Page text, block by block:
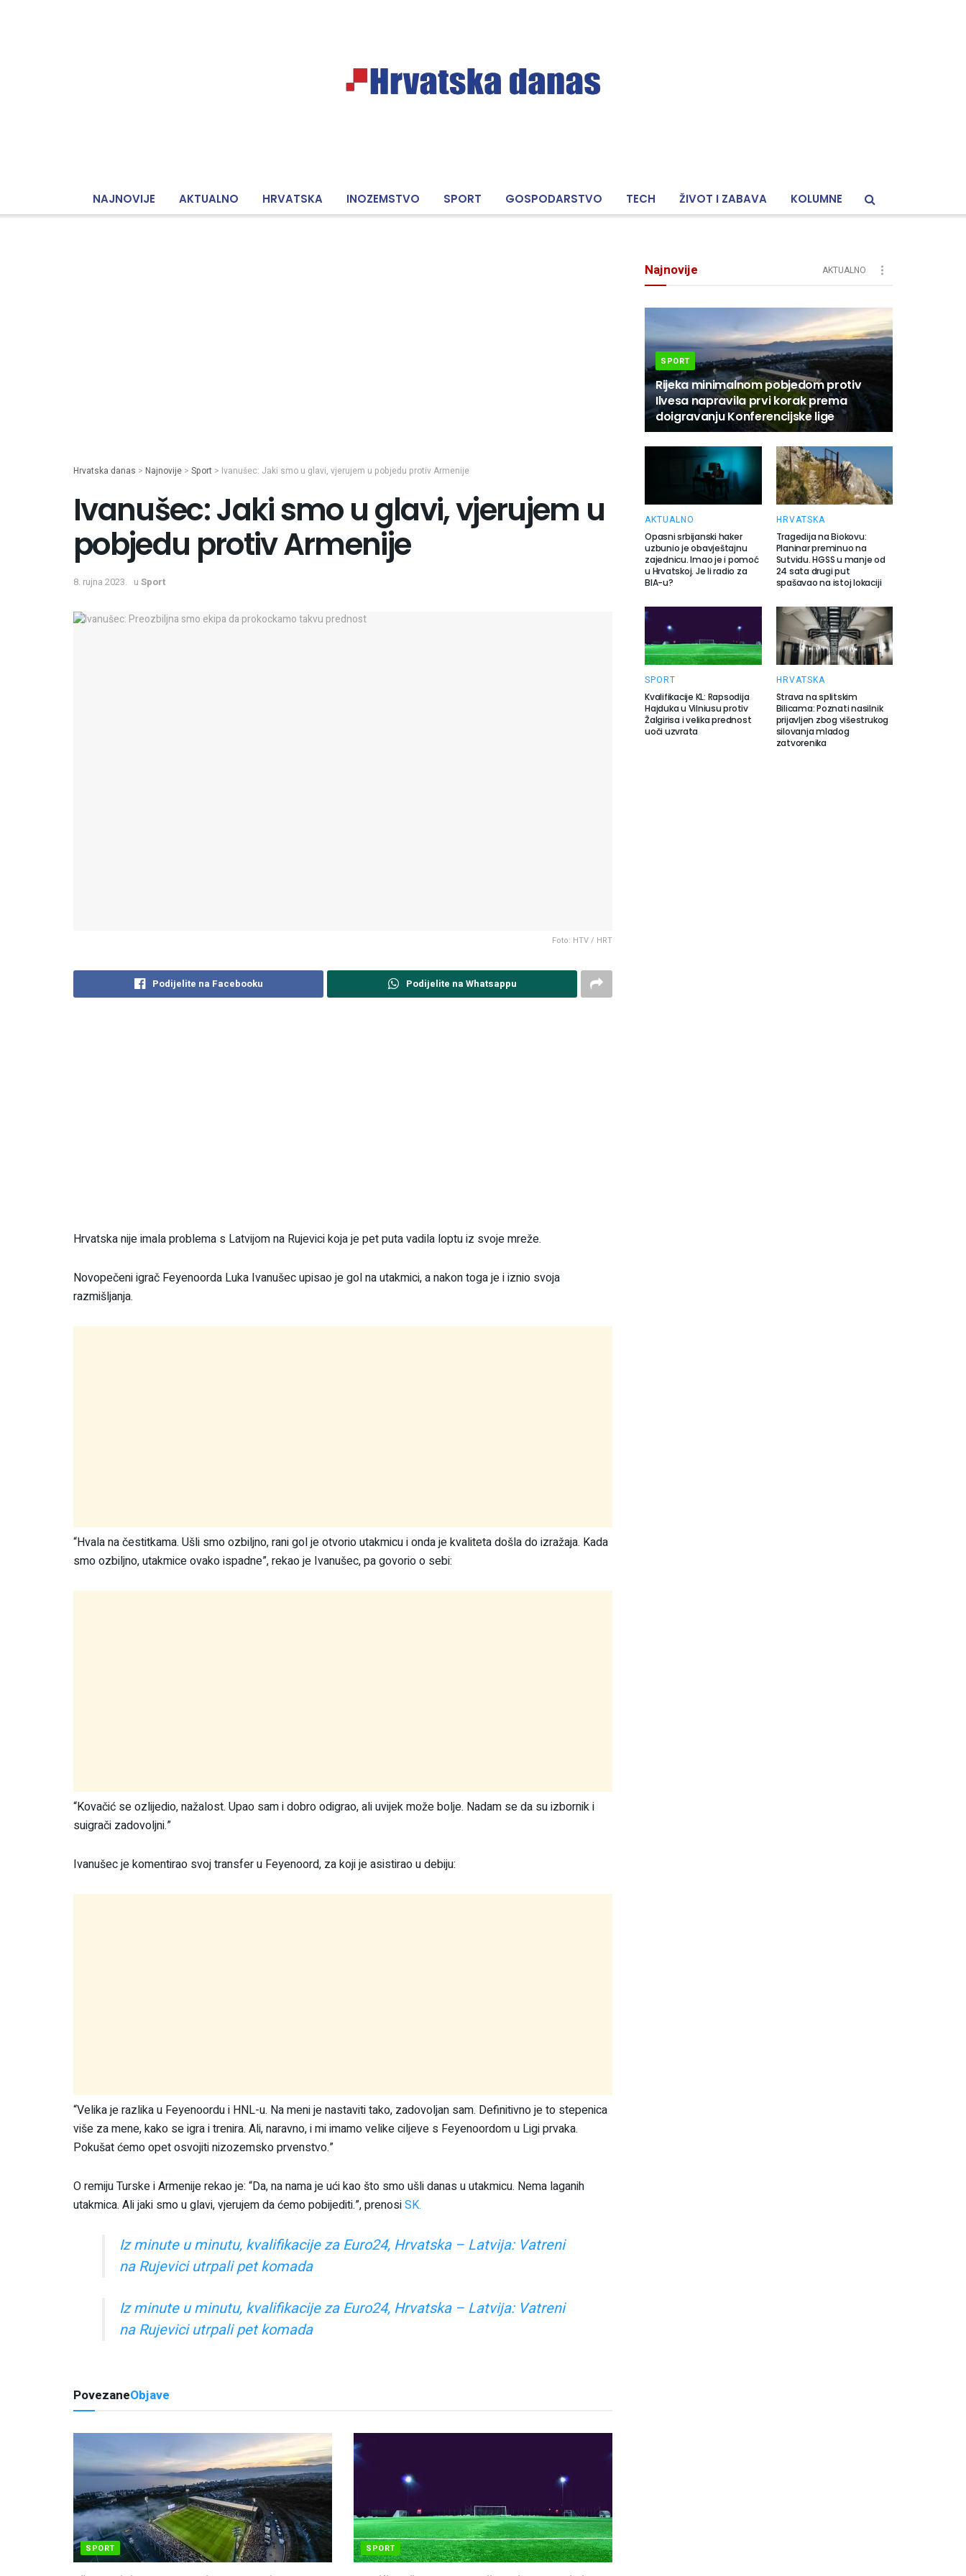
NAJNOVIJE AKTUALNO HRVATSKA INOZEMSTVO SPORT GOSPODARSTVO TECH ŽIVOT I ZABAVA KOLUMNE
Hrvatska danas > Najnovije > Sport > Ivanušec: Jaki smo u glavi, vjerujem u pobjedu protiv Armenije
Ivanušec: Jaki smo u glavi, vjerujem u
pobjedu protiv Armenije
8. rujna 2023. u Sport
Foto: HTV / HRT
Podijelite na Facebooku Podijelite na Whatsappu
Hrvatska nije imala problema s Latvijom na Rujevici koja je pet puta vadila loptu iz svoje mreže.
Novopečeni igrač Feyenoorda Luka Ivanušec upisao je gol na utakmici, a nakon toga je i iznio svoja
razmišljanja.
“Hvala na čestitkama. Ušli smo ozbiljno, rani gol je otvorio utakmicu i onda je kvaliteta došla do izražaja. Kada
smo ozbiljno, utakmice ovako ispadne”, rekao je Ivanušec, pa govorio o sebi:
“Kovačić se ozlijedio, nažalost. Upao sam i dobro odigrao, ali uvijek može bolje. Nadam se da su izbornik i
suigrači zadovoljni.”
Ivanušec je komentirao svoj transfer u Feyenoord, za koji je asistirao u debiju:
“Velika je razlika u Feyenoordu i HNL-u. Na meni je nastaviti tako, zadovoljan sam. Definitivno je to stepenica
više za mene, kako se igra i trenira. Ali, naravno, i mi imamo velike ciljeve s Feyenoordom u Ligi prvaka.
Pokušat ćemo opet osvojiti nizozemsko prvenstvo.”
O remiju Turske i Armenije rekao je: “Da, na nama je ući kao što smo ušli danas u utakmicu. Nema laganih
utakmica. Ali jaki smo u glavi, vjerujem da ćemo pobijediti.”, prenosiSK.
Iz minute u minutu, kvalifikacije za Euro24, Hrvatska – Latvija: Vatreni
na Rujevici utrpali pet komada
Iz minute u minutu, kvalifikacije za Euro24, Hrvatska – Latvija: Vatreni
na Rujevici utrpali pet komada
PovezaneObjave
SPORT SPORT
Najnovije AKTUALNO
SPORT
Rijeka minimalnom pobjedom protiv
Ilvesa napravila prvi korak prema
doigravanju Konferencijske lige
AKTUALNO
Opasni srbijanski haker
uzbunio je obavještajnu
zajednicu. Imao je i pomoć
u Hrvatskoj. Je li radio za
BIA-u?
HRVATSKA
Tragedija na Biokovu:
Planinar preminuo na
Sutvidu. HGSS u manje od
24 sata drugi put
spašavao na istoj lokaciji
SPORT
Kvalifikacije KL: Rapsodija
Hajduka u Vilniusu protiv
Žalgirisa i velika prednost
uoči uzvrata
HRVATSKA
Strava na splitskim
Bilicama: Poznati nasilnik
prijavljen zbog višestrukog
silovanja mladog
zatvorenika